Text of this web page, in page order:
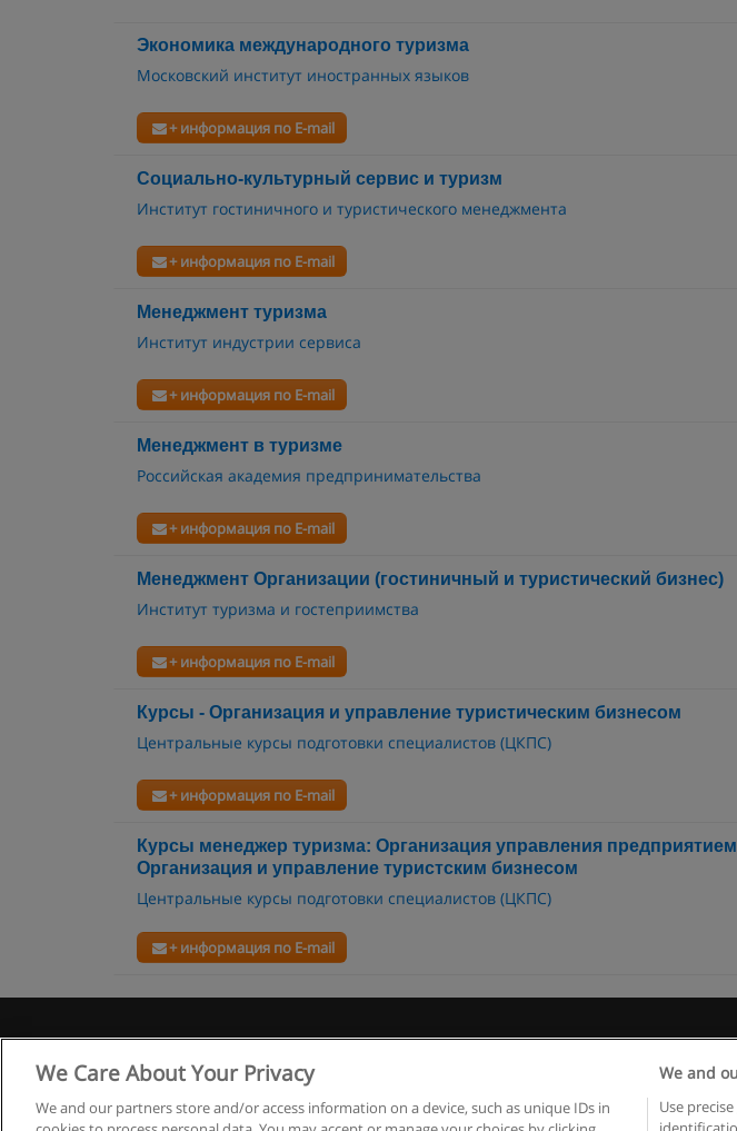
Экономика международного туризма
Московский институт иностранных языков
+ информация по E-mail
Социально-культурный сервис и туризм
Институт гостиничного и туристического менеджмента
+ информация по E-mail
Менеджмент туризма
Институт индустрии сервиса
+ информация по E-mail
Менеджмент в туризме
Российская академия предпринимательства
+ информация по E-mail
Менеджмент Организации (гостиничный и туристический бизнес)
Институт туризма и гостеприимства
+ информация по E-mail
Курсы - Организация и управление туристическим бизнесом
Центральные курсы подготовки специалистов (ЦКПС)
+ информация по E-mail
Курсы менеджер туризма: Организация управления
Организация и управление туристским бизнесом
Центральные курсы подготовки специалистов (ЦКПС)
+ информация по E-mail
Copyright © Educaedu Business
We Care About Your Privacy
We and our partners store and/or access information on a device, such as unique IDs in
We and
Use